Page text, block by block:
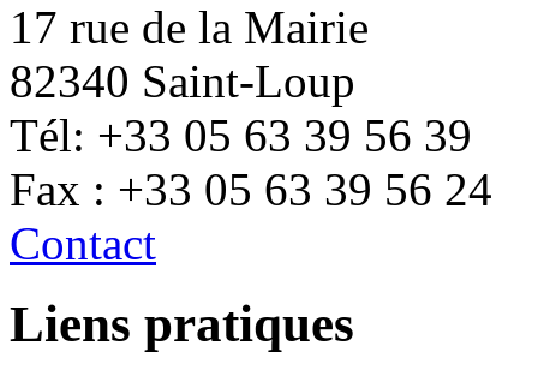
17 rue de la Mairie
82340 Saint-Loup
Tél: +33 05 63 39 56 39
Fax : +33 05 63 39 56 24
Contact
Liens pratiques